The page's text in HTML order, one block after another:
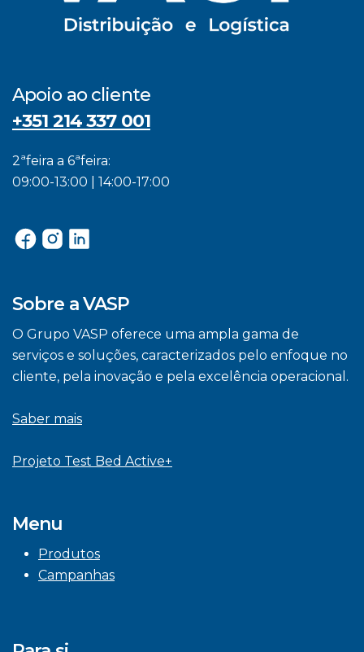
Apoio ao cliente
+351 214 337 001
2ªfeira a 6ªfeira:
09:00-13:00 | 14:00-17:00
Sobre a VASP
O Grupo VASP oferece uma ampla gama de
serviços e soluções, caracterizados pelo enfoque no
cliente, pela inovação e pela excelência operacional.
Saber mais
Projeto Test Bed Active+
Menu
Produtos
Campanhas